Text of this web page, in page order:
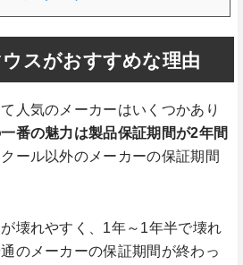
スがおすすめな理由
人気のメーカーはいくつかあり
番の魅力は製品保証期間が2年間
ール以外のメーカーの保証期間
壊れやすく、1年～1年半で壊れ
のメーカーの保証期間が終わっ